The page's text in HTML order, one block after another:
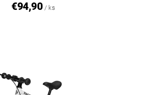
€94,90 / ks